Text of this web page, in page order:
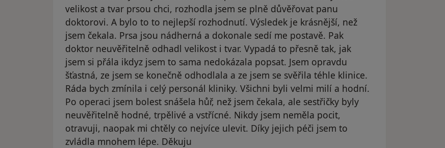
velikost a tvar prsou chci, rozhodla jsem se plně důvěřovat panu
doktorovi. A bylo to to nejlepší rozhodnutí. Výsledek je krásnější, než
jsem čekala. Prsa jsou nádherná a dokonale sedí me postavě. Pak
doktor neuvěřitelně odhadl velikost i tvar. Vypadá to přesně tak, jak
jsem si přála ikdyz jsem to sama nedokázala popsat. Jsem opravdu
šťastná, ze jsem se konečně odhodlala a ze jsem se svěřila téhle klinice.
Ráda bych zmínila i celý personál kliniky. Všichni byli velmi milí a hodní.
Po operaci jsem bolest snášela hůř, než jsem čekala, ale sestřičky byly
neuvěřitelně hodné, trpělivé a vstřícné. Nikdy jsem neměla pocit,
otravuji, naopak mi chtěly co nejvíce ulevit. Díky jejich péči jsem to
zvládla mnohem lépe. Děkuju